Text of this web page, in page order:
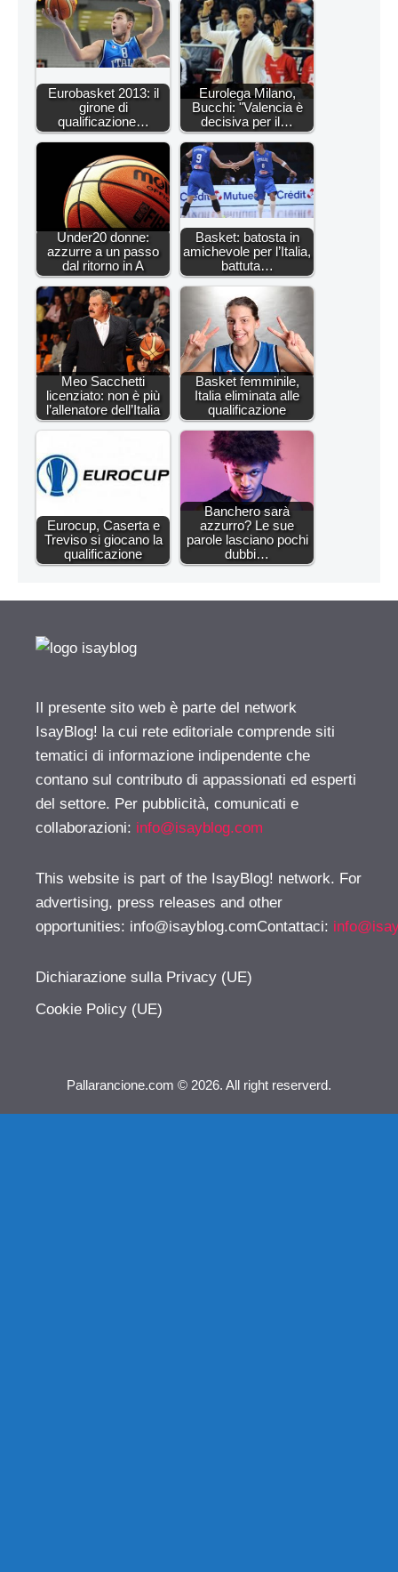
Eurobasket 2013: il
girone di
qualificazione…
Eurolega Milano,
Bucchi: "Valencia è
decisiva per il…
Under20 donne:
azzurre a un passo
dal ritorno in A
Basket: batosta in
amichevole per l’Italia,
battuta…
Meo Sacchetti
licenziato: non è più
l’allenatore dell’Italia
Basket femminile,
Italia eliminata alle
qualificazione
Eurocup, Caserta e
Treviso si giocano la
qualificazione
Banchero sarà
azzurro? Le sue
parole lasciano pochi
dubbi…
Il presente sito web è parte del network
IsayBlog! la cui rete editoriale comprende siti
tematici di informazione indipendente che
contano sul contributo di appassionati ed esperti
del settore. Per pubblicità, comunicati e
collaborazioni: info@isayblog.com
This website is part of the IsayBlog! network. For
advertising, press releases and other
opportunities: info@isayblog.comContattaci:
Dichiarazione sulla Privacy (UE)
Cookie Policy (UE)
Pallarancione.com © 2026. All right reserverd.